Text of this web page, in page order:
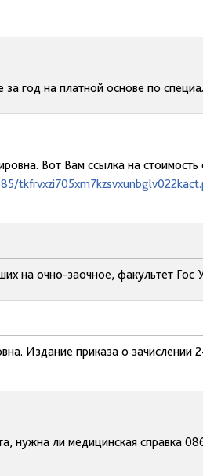
год на платной основе по
Вот Вам ссылка на
на очно-заочное, факультет Гос
Издание приказа о зачислении
нужна ли медицинская справка